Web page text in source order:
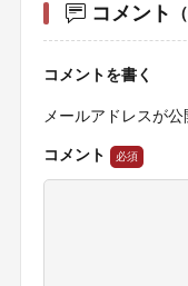
コメント
コメントを書く
メールアドレスが
コメント